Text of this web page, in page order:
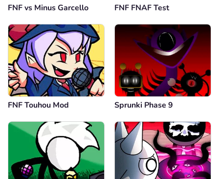
FNF vs Minus Garcello FNF FNAF Test
FNF Touhou Mod Sprunki Phase 9